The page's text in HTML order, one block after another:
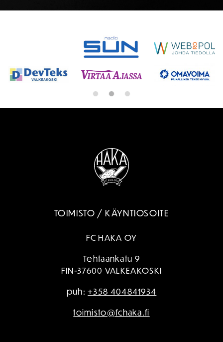
TOIMISTO / KÄYNTIOSOITE
FC HAKA OY
Tehtaankatu 9
FIN-37600 VALKEAKOSKI
puh:+358 404841934
toimisto@fchaka.fi